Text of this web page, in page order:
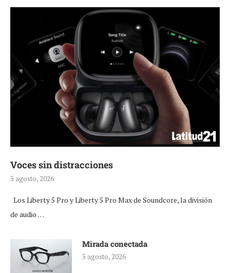
Voces sin distracciones
5 agosto, 2026
Los Liberty 5 Pro y Liberty 5 Pro Max de Soundcore, la división
de audio …
Mirada conectada
5 agosto, 2026